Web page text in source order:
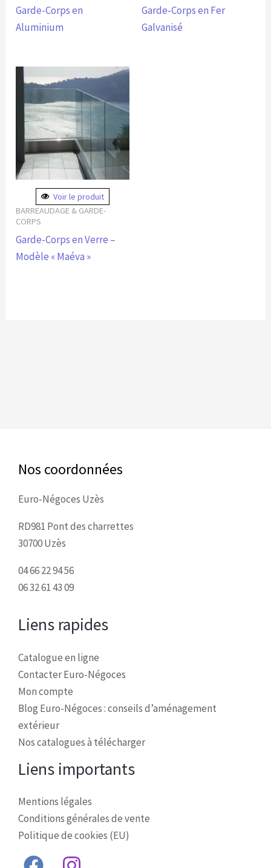
Garde-Corps en
Aluminium
Garde-Corps en Fer
Galvanisé
Voir le produit
BARREAUDAGE & GARDE-
CORPS
Garde-Corps en Verre –
Modèle « Maéva »
Nos coordonnées
Euro-Négoces Uzès
RD981 Pont des charrettes
30700 Uzès
04 66 22 94 56
06 32 61 43 09
Liens rapides
Catalogue en ligne
Contacter Euro-Négoces
Mon compte
Blog Euro-Négoces : conseils d’aménagement
extérieur
Nos catalogues à télécharger
Liens importants
Mentions légales
Conditions générales de vente
Politique de cookies (EU)